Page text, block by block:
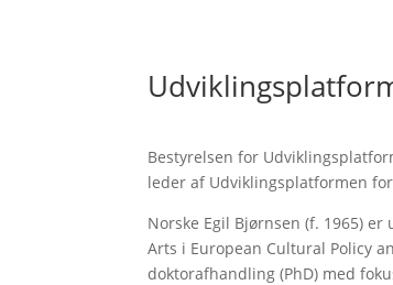
Bestyrelsen for
leder af Udviklingsplatformen
Norske Egil Bjørnsen (f. 1965)
Arts i European Cultural Policy
doktorafhandling (PhD) med